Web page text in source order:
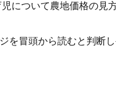
について農地価格の
を冒頭から読むと判断し